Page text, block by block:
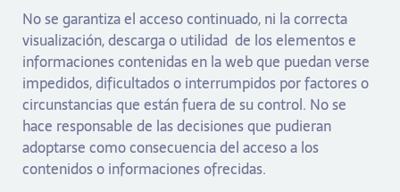
No se garantiza el acceso continuado, ni la correcta
visualización, descarga o utilidad de los elementos e
informaciones contenidas en la web que puedan verse
impedidos, dificultados o interrumpidos por factores o
circunstancias que están fuera de su control. No se
hace responsable de las decisiones que pudieran
adoptarse como consecuencia del acceso a los
contenidos o informaciones ofrecidas.